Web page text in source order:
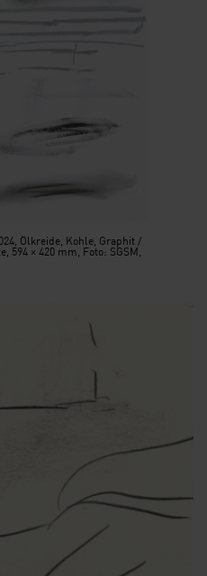
Ölkreide, Kohle, Graphit /
594 × 420 mm, Foto: SGSM,